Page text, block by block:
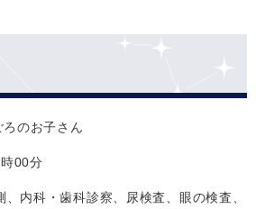
ろのお子さん
00分
、内科・歯科診察、尿検査、眼の検査、